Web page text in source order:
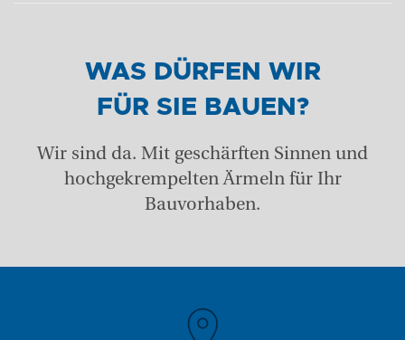
WAS DÜRFEN WIR
FÜR SIE BAUEN?
Wir sind da. Mit geschärften Sinnen und
hochgekrempelten Ärmeln für Ihr
Bauvorhaben.